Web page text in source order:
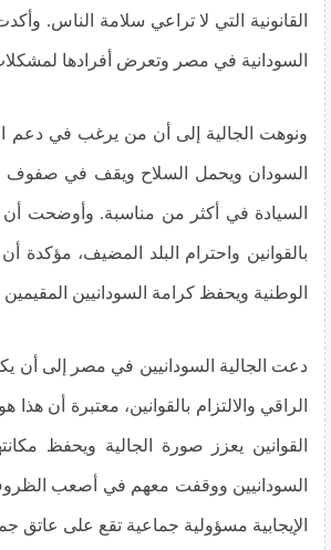
القانونية التي لا تراعي سلامة الناس.
السودانية في مصر وتعرض أفرادها لمشكلات
ونوهت الجالية إلى أن من يرغب في دعم
السودان ويحمل السلاح ويقف في صفوف
السيادة في أكثر من مناسبة. وأوضحت
بالقوانين واحترام البلد المضيف،
الوطنية ويحفظ كرامة السودانيين
دعت الجالية السودانيين في مصر إلى أن
الراقي والالتزام بالقوانين، معتبرة أن
القوانين يعزز صورة الجالية ويحفظ
السودانيين ووقفت معهم في أصعب
الإيجابية مسؤولية جماعية تقع على عاتق